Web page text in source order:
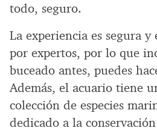
todo, seguro.
La experiencia es segura y
por expertos, por lo que
buceado antes, puedes
Además, el acuario tiene
colección de especies
dedicado a la